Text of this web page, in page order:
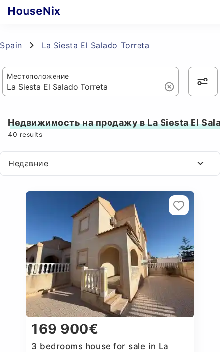
Spain La Siesta El Salado Torreta
Местоположение
Недвижимость на продажу в La Siesta El
40 results
Недавние
169 900€
3 bedrooms house for sale in La